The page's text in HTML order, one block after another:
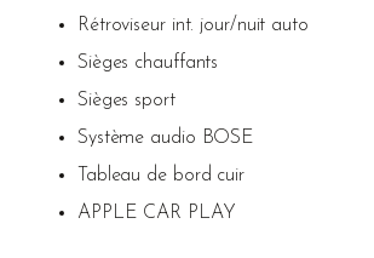
Rétroviseur int. jour/nuit auto
Sièges chauffants
Sièges sport
Système audio BOSE
Tableau de bord cuir
APPLE CAR PLAY